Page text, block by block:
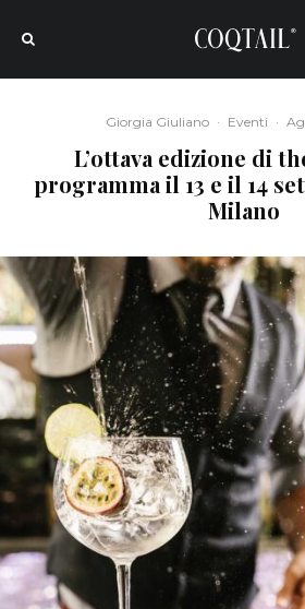
Giorgia Giuliano · Eventi ·
L’ottava edizione di
programma il 13 e il 14
Milano